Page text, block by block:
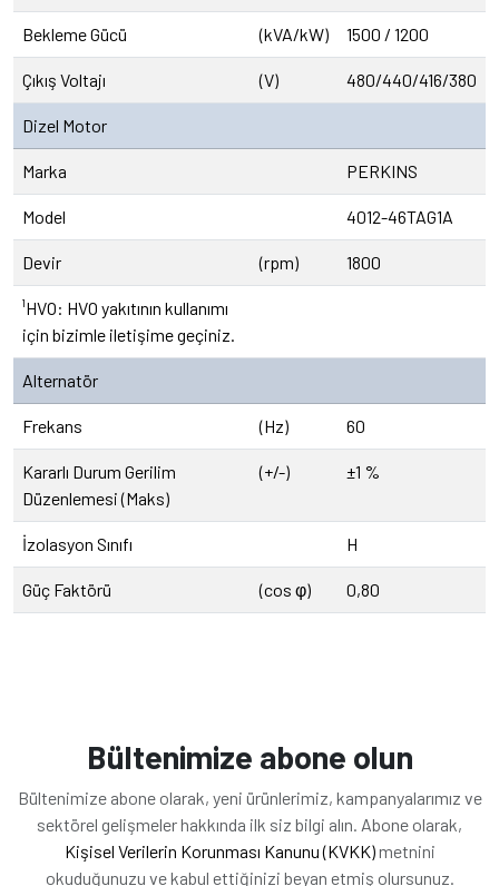
Bekleme Gücü (kVA/kW) 1500 / 1200
Çıkış Voltajı (V) 480/440/416/380
Dizel Motor
Marka PERKINS
Model 4012-46TAG1A
Devir (rpm) 1800
¹HVO: HVO yakıtının kullanımı
için bizimle iletişime geçiniz.
Alternatör
Frekans (Hz) 60
Kararlı Durum Gerilim
Düzenlemesi (Maks)
(+/-) ±1 %
İzolasyon Sınıfı H
Güç Faktörü (cos φ) 0,80
Bültenimize abone olun
Bültenimize abone olarak, yeni ürünlerimiz, kampanyalarımız ve
sektörel gelişmeler hakkında ilk siz bilgi alın. Abone olarak,
Kişisel Verilerin Korunması Kanunu (KVKK)metnini
okuduğunuzu ve kabul ettiğinizi beyan etmiş olursunuz.